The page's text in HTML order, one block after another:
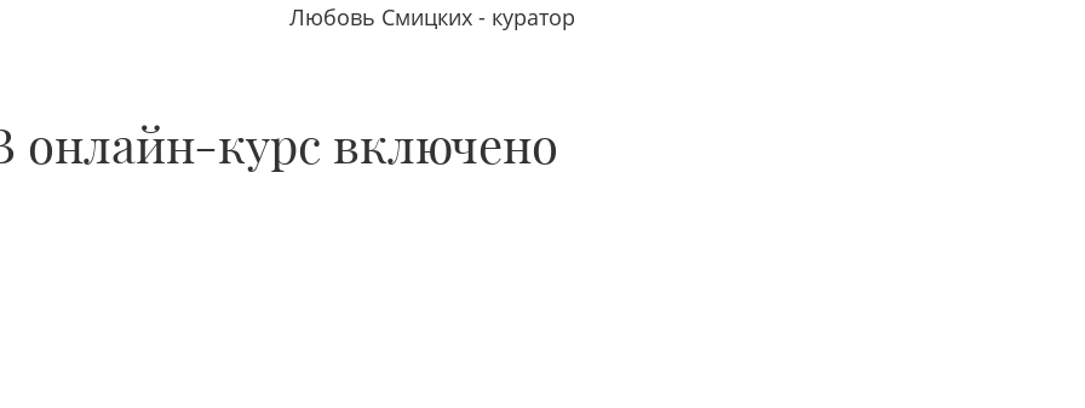
Любовь Смицких - куратор
онлайн-курс включено